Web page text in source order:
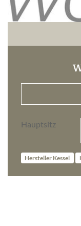
Hauptsitz
Hersteller Kessel